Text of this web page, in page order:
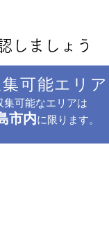
しましょう
可能エリア
集可能なエリアは
市内に限ります。